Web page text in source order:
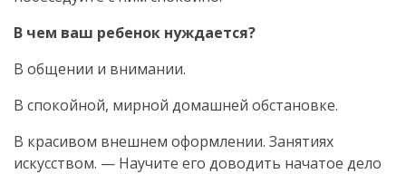
В чем ваш ребенок нуждается?
В общении и внимании.
В спокойной, мирной домашней обстановке.
В красивом внешнем оформлении. Занятиях
искусством. — Научите его доводить начатое дело